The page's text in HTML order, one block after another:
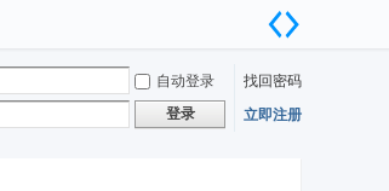
自动登录
找回密码
登录 立即注册